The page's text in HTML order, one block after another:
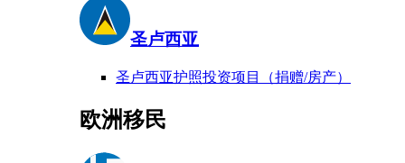
圣卢西亚
圣卢西亚护照投资项目（捐赠/房产）
欧洲移民